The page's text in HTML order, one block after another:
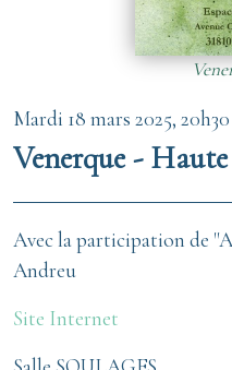
Mardi 18 mars 2025, 20h30
Venerque -
Avec la participation de
Andreu
Site Internet